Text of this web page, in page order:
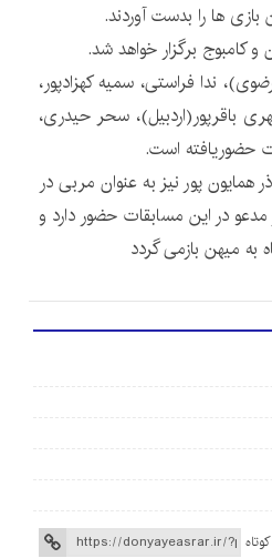
ها را بدست آوردند.
و کامبوج برگزار خواهد شد.
ندا فراستی، سمیه کهزادپور،
باقرپور(اردبیل)، سحر حیدری،
حضوریافته است.
پور نیز به عنوان مربی در
در این مسابقات حضور دارد و